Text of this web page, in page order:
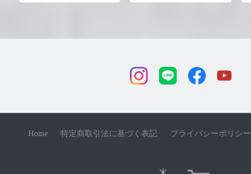
Home 特定商取引法に基づく表記 プライバシーポリシー